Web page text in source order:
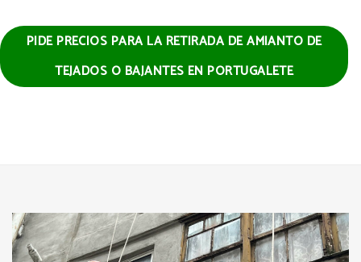
PIDE PRECIOS PARA LA RETIRADA DE AMIANTO DE
TEJADOS O BAJANTES EN PORTUGALETE